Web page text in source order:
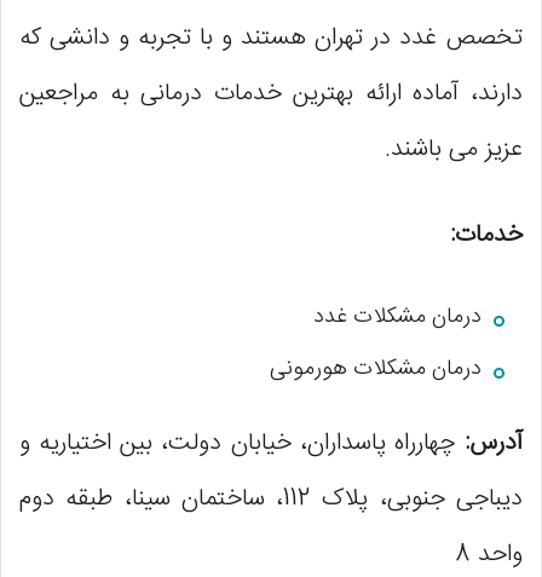
تخصص غدد در تهران هستند و با تجربه و دانشی که
دارند، آماده ارائه بهترین خدمات درمانی به مراجعین
عزیز می باشند.
خدمات:
درمان مشکلات غدد
درمان مشکلات هورمونی
آدرس: چهارراه پاسداران، خیابان دولت، بین اختیاریه و
دیباجی جنوبی، پلاک 112، ساختمان سینا، طبقه دوم
واحد 8